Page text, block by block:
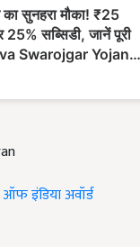
इंडिया अवॉर्ड